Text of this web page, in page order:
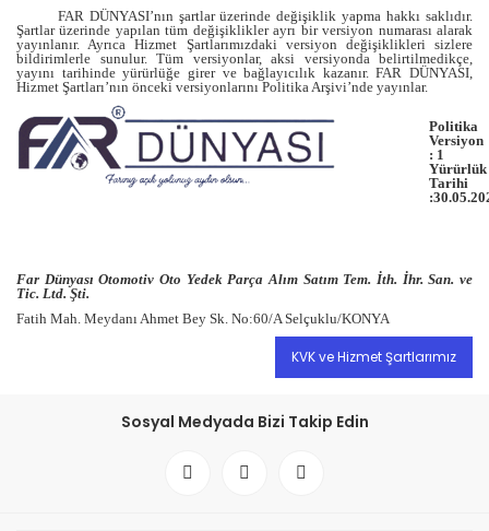
FAR DÜNYASI’nın şartlar üzerinde değişiklik yapma hakkı saklıdır.
Şartlar üzerinde yapılan tüm değişiklikler ayrı bir versiyon numarası alarak
yayınlanır. Ayrıca Hizmet Şartlarımızdaki versiyon değişiklikleri sizlere
bildirimlerle sunulur. Tüm versiyonlar, aksi versiyonda belirtilmedikçe,
yayını tarihinde yürürlüğe girer ve bağlayıcılık kazanır. FAR DÜNYASI,
Hizmet Şartları’nın önceki versiyonlarını Politika Arşivi’nde yayınlar.
Politika
Versiyon
: 1
Yürürlük
Tarihi
Far Dünyası Otomotiv Oto Yedek Parça Alım Satım Tem. İth. İhr. San. ve
Tic. Ltd. Şti.
Fatih Mah. Meydanı Ahmet Bey Sk. No:60/A Selçuklu/KONYA
KVK ve Hizmet Şartlarımız
Sosyal Medyada Bizi Takip Edin